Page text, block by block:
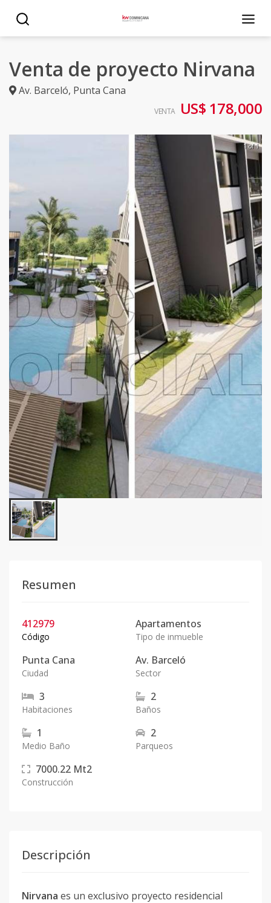
Venta de proyecto Nirvana
Av. Barceló, Punta Cana
VENTA US$ 178,000
1 of 1
Resumen
412979
Código
Apartamentos
Tipo de inmueble
Punta Cana
Ciudad
Av. Barceló
Sector
3
Habitaciones
2
Baños
1
Medio Baño
2
Parqueos
7000.22 Mt2
Construcción
Descripción
Nirvana es un exclusivo proyecto residencial